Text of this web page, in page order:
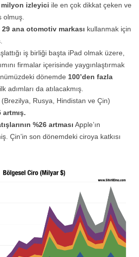
milyon izleyici ile en çok dikkat çeken ve
olmuş.
29 ana otomotiv markası kullanmak için
iş birliği başta iPad olmak üzere,
firmalar içerisinde yaygınlaştırmak
dönemde 100’den fazla
adımları da atılacakmış.
Rusya, Hindistan ve Çin)
artmış.
%26 artması Apple’ın
Çin’in son dönemdeki ciroya katkısı